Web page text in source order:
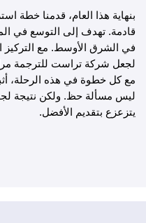
بنهاية هذا العام، قدمنا خطة
قادمة. تهدف إلى التوسع في
في الشرق الأوسط. مع التركيز
لجعل شركة تراست للترجمة
مع كل خطوة في هذه الرحلة،
ليس مسألة حظ. ولكن نتيجة
يتزعزع بتقديم الأفضل.